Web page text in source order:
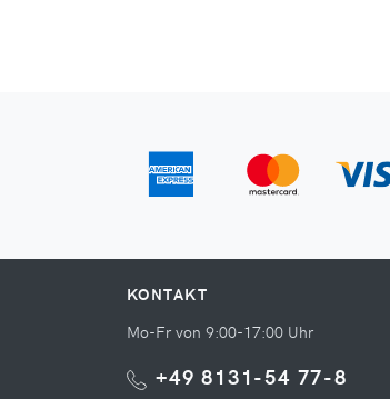
KONTAKT
Mo-Fr von 9:00-17:00 Uhr
+49 8131-54 77-8